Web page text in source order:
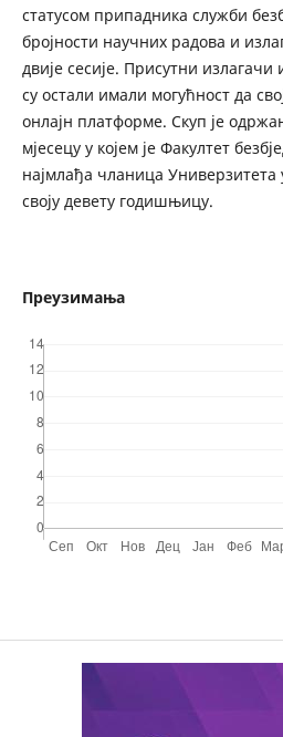
статусом припадника служби
бројности научних радова и
двије сесије. Присутни излагачи
су остали имали могућност да
онлајн платформе. Скуп је
мјесецу у којем је Факултет
најмлађа чланица
своју девету годишњицу.
Преузимања